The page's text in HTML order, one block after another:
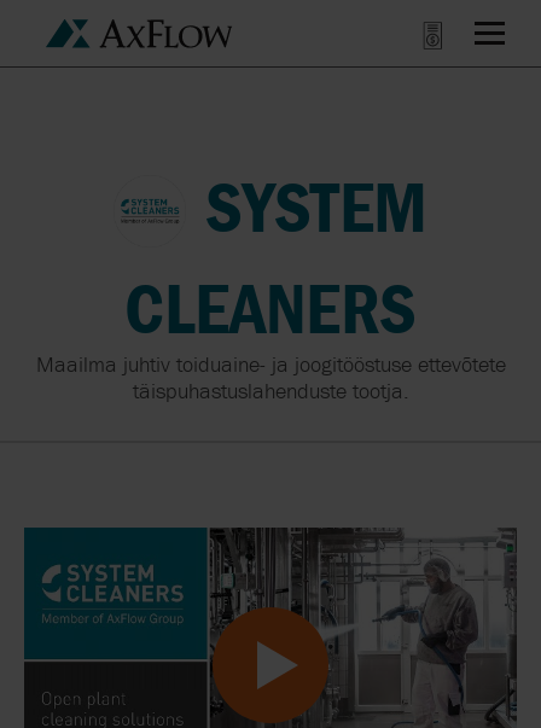
SYSTEM
CLEANERS
Maailma juhtiv toiduaine- ja joogitööstuse ettevõtete
täispuhastuslahenduste tootja.